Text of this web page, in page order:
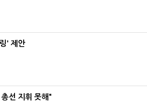
' 제안
선 지휘 못해"